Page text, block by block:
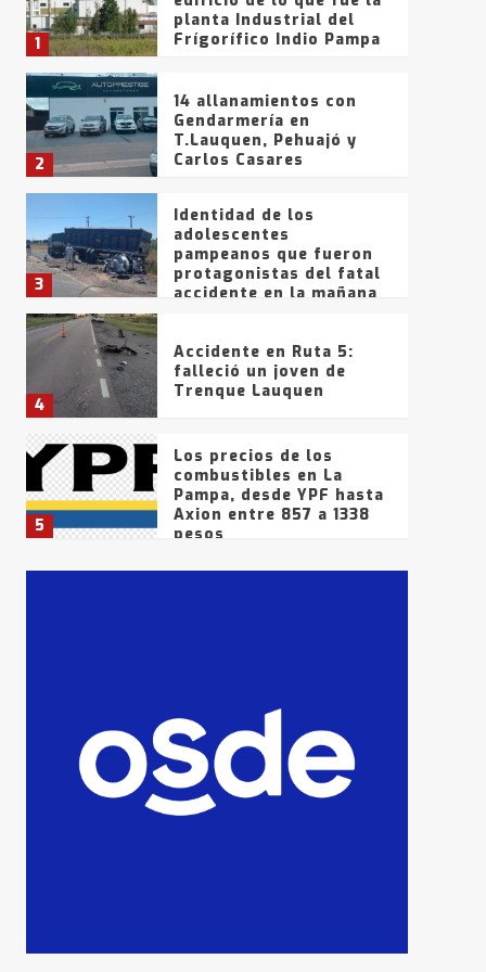
1
planta Industrial del
Frígorífico Indio Pampa
2
14 allanamientos con
Gendarmería en
T.Lauquen, Pehuajó y
Carlos Casares
3
Identidad de los
adolescentes
pampeanos que fueron
protagonistas del fatal
accidente en la mañana
4
Accidente en Ruta 5:
falleció un joven de
Trenque Lauquen
5
Los precios de los
combustibles en La
Pampa, desde YPF hasta
Axion entre 857 a 1338
pesos
La Bolsa de Cereales de
que intentaron evadir a
la Policía fueron
detenidos por
comercialización de
drogas en la tarde del
sábado